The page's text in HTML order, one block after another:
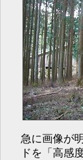
急に画像が
ドを「高感